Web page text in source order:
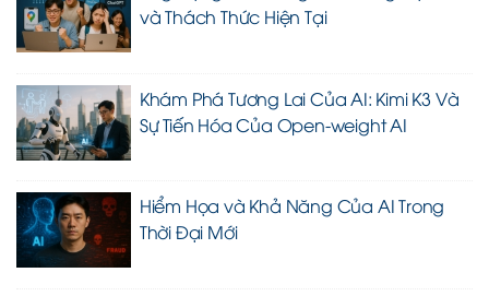
và Thách Thức Hiện Tại
Khám Phá Tương Lai Của AI: Kimi K3 Và
Sự Tiến Hóa Của Open-weight AI
Hiểm Họa và Khả Năng Của AI Trong
Thời Đại Mới